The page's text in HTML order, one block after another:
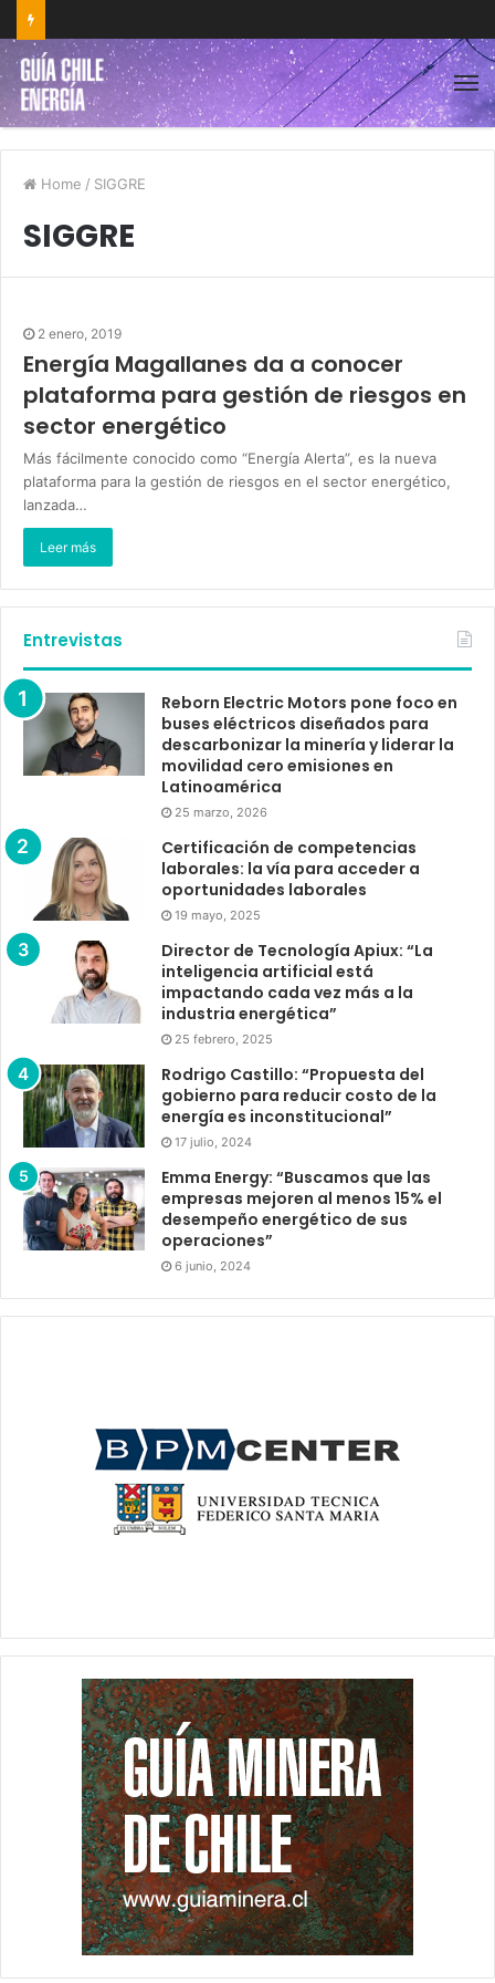
Home / SIGGRE
SIGGRE
2 enero, 2019
Energía Magallanes da a conocer
plataforma para gestión de riesgos en
sector energético
Más fácilmente conocido como “Energía Alerta”, es la nueva
plataforma para la gestión de riesgos en el sector energético,
lanzada…
Leer más
Entrevistas
Reborn Electric Motors pone foco en
buses eléctricos diseñados para
descarbonizar la minería y liderar la
movilidad cero emisiones en
Latinoamérica
25 marzo, 2026
Certificación de competencias
laborales: la vía para acceder a
oportunidades laborales
19 mayo, 2025
Director de Tecnología Apiux: “La
inteligencia artificial está
impactando cada vez más a la
industria energética”
25 febrero, 2025
Rodrigo Castillo: “Propuesta del
gobierno para reducir costo de la
energía es inconstitucional”
17 julio, 2024
Emma Energy: “Buscamos que las
empresas mejoren al menos 15% el
desempeño energético de sus
operaciones”
6 junio, 2024